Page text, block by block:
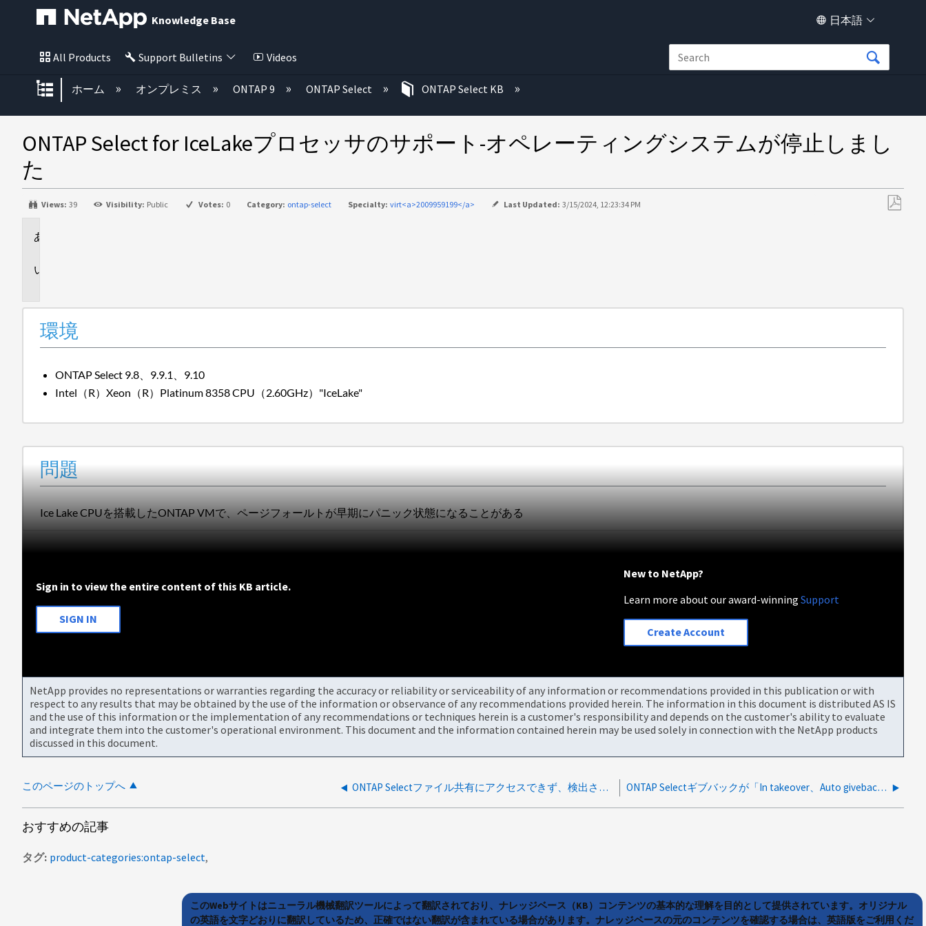
Knowledge Base 日本語
All Products Support Bulletins Videos
グローバル階層を展開/折りたたむ
ホーム オンプレミス ONTAP 9 ONTAP Select ONTAP Select KB
ONTAP Select for IceLakeプロセッサのサポート-オペレーティングシステムが停止しまし
た
Views: 39 Visibility: Public Votes: 0 Category: ontap-select Specialty: virt<a>2009959199</a> Last Updated: 3/15/2024, 12:23:34 PM
環境
ONTAP Select 9.8、9.9.1、9.10
Intel（R）Xeon（R）Platinum 8358 CPU（2.60GHz）"IceLake"
問題
Ice Lake CPUを搭載したONTAP VMで、ページフォールトが早期にパニック状態になることがある
Sign in to view the entire content of this KB article.
SIGN IN
New to NetApp?
Learn more about our award-winningSupport
Create Account
NetApp provides no representations or warranties regarding the accuracy or reliability or serviceability of any information or recommendations provided in this publication or with
respect to any results that may be obtained by the use of the information or observance of any recommendations provided herein. The information in this document is distributed AS IS
and the use of this information or the implementation of any recommendations or techniques herein is a customer's responsibility and depends on the customer's ability to evaluate
and integrate them into the customer's operational environment. This document and the information contained herein may be used solely in connection with the NetApp products
discussed in this document.
このページのトップへ ONTAP Selectファイル共有にアクセスできず、検出されたノードが停止しています ONTAP Selectギブバックが「In takeover、Auto giveback deferred」というメッセージで失敗する
おすすめの記事
タグ product-categories:ontap-select
このWebサイトはニューラル機械翻訳ツールによって翻訳されており、ナレッジベース（KB）コンテンツの基本的な理解を目的として提供されています。オリジナル
の英語を文字どおりに翻訳しているため、正確ではない翻訳が含まれている場合があります。ナレッジベースの元のコンテンツを確認する場合は、英語版をご利用くだ